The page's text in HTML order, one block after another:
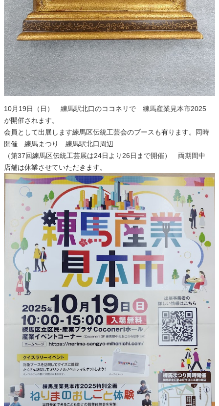
10月19日（日） 練馬駅北口のココネリで 練馬産業見本市2025
が開催されます。
会員として出展します練馬区伝統工芸会のブースも有ります。同時
開催 練馬まつり 練馬駅北口周辺
（第37回練馬区伝統工芸展は24日より26日まで開催） 両期間中
店舗は休業させていただきます。